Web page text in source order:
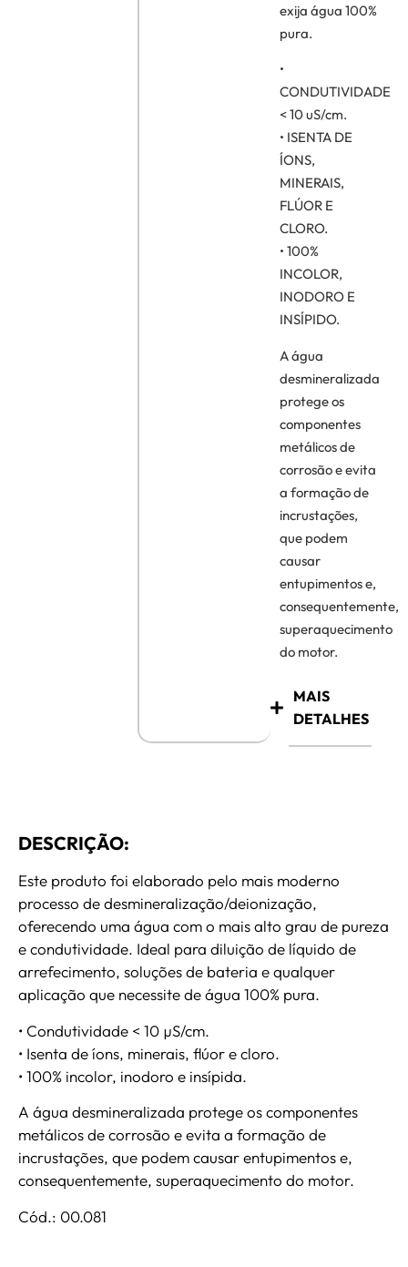
exija água 100%
pura.
•
CONDUTIVIDADE
< 10 uS/cm.
• ISENTA DE
ÍONS,
MINERAIS,
FLÚOR E
CLORO.
• 100%
INCOLOR,
INODORO E
INSÍPIDO.
A água
desmineralizada
protege os
componentes
metálicos de
corrosão e evita
a formação de
incrustações,
que podem
causar
entupimentos e,
consequentemente,
superaquecimento
do motor.
MAIS
DETALHES
DESCRIÇÃO:
Este produto foi elaborado pelo mais moderno
processo de desmineralização/deionização,
oferecendo uma água com o mais alto grau de pureza
e condutividade. Ideal para diluição de líquido de
arrefecimento, soluções de bateria e qualquer
aplicação que necessite de água 100% pura.
• Condutividade < 10 µS/cm.
• Isenta de íons, minerais, flúor e cloro.
• 100% incolor, inodoro e insípida.
A água desmineralizada protege os componentes
metálicos de corrosão e evita a formação de
incrustações, que podem causar entupimentos e,
consequentemente, superaquecimento do motor.
Cód.: 00.081